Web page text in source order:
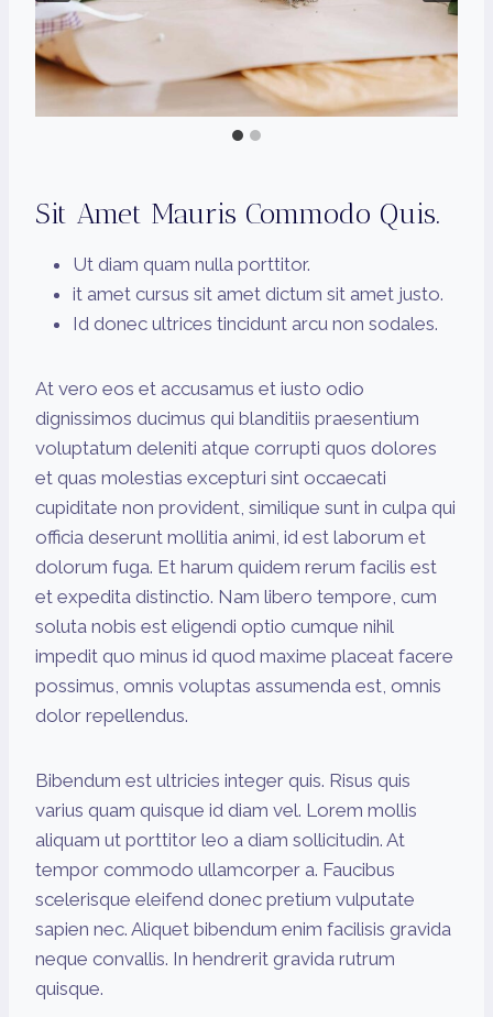
Sit Amet Mauris Commodo Quis.
Ut diam quam nulla porttitor.
it amet cursus sit amet dictum sit amet justo.
Id donec ultrices tincidunt arcu non sodales.
At vero eos et accusamus et iusto odio
dignissimos ducimus qui blanditiis praesentium
voluptatum deleniti atque corrupti quos dolores
et quas molestias excepturi sint occaecati
cupiditate non provident, similique sunt in culpa qui
officia deserunt mollitia animi, id est laborum et
dolorum fuga. Et harum quidem rerum facilis est
et expedita distinctio. Nam libero tempore, cum
soluta nobis est eligendi optio cumque nihil
impedit quo minus id quod maxime placeat facere
possimus, omnis voluptas assumenda est, omnis
dolor repellendus.
Bibendum est ultricies integer quis. Risus quis
varius quam quisque id diam vel. Lorem mollis
aliquam ut porttitor leo a diam sollicitudin. At
tempor commodo ullamcorper a. Faucibus
scelerisque eleifend donec pretium vulputate
sapien nec. Aliquet bibendum enim facilisis gravida
neque convallis. In hendrerit gravida rutrum
quisque.